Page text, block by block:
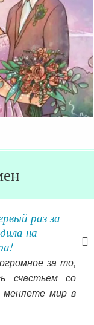
раз за
на
за то,
счастьем со
меняете мир в